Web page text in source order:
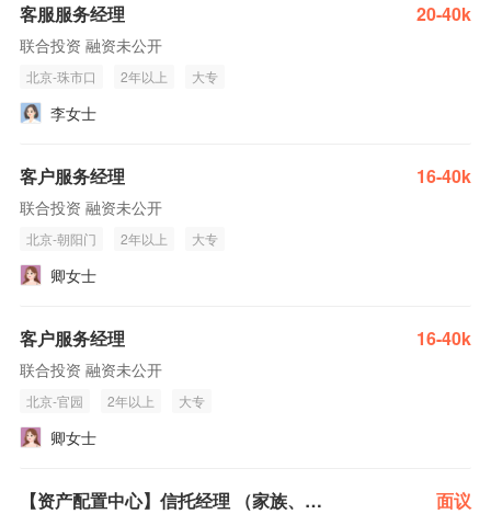
客服服务经理 20-40k
联合投资 融资未公开
北京-珠市口 2年以上 大专
李女士
客户服务经理 16-40k
联合投资 融资未公开
北京-朝阳门 2年以上 大专
卿女士
客户服务经理 16-40k
联合投资 融资未公开
北京-官园 2年以上 大专
卿女士
【资产配置中心】信托经理 （家族、家事服务方向） 面议